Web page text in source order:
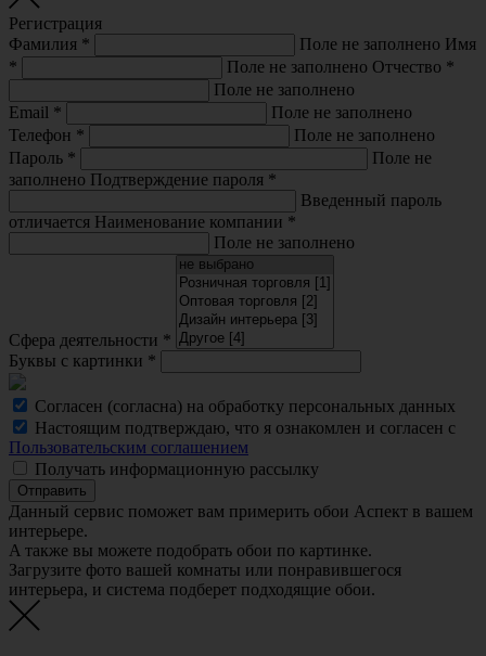
Регистрация
Фамилия * Поле не заполнено Имя
*
Поле не заполнено Отчество *
Поле не заполнено
Email *
Поле не заполнено
Телефон *
Поле не заполнено
Пароль *
Поле не
заполнено Подтверждение пароля *
Введенный пароль
отличается Наименование компании *
Поле не заполнено
Сфера деятельности *
Буквы с картинки *
Согласен (согласна) на обработку персональных данных
Настоящим подтверждаю, что я ознакомлен и согласен с
Пользовательским соглашением
Получать информационную рассылку
Отправить
Данный сервис поможет вам примерить обои Аспект в вашем
интерьере.
A также вы можете подобрать обои по картинке.
Загрузите фото вашей комнаты или понравившегося
интерьера, и система подберет подходящие обои.